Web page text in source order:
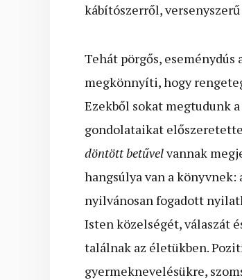
kábítószerről,
Tehát pörgős,
megkönnyíti, hogy
Ezekből sokat megtudunk
gondolataikat
döntött betűvelvannak
hangsúlya van a könyvnek:
nyilvánosan fogadott
Isten közelségét, válaszát
találnak az életükben.
gyermeknevelésükre,